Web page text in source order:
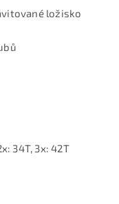
ložisko
34T, 3x: 42T